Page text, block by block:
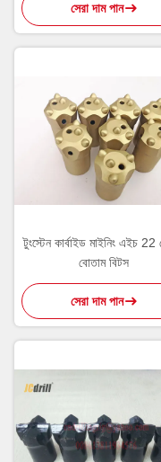
সেরা দাম পান
টুংস্টেন কার্বাইড মাইনিং এইচ 22
বোতাম বিটস
সেরা দাম পান